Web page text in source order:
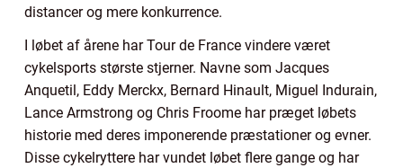
distancer og mere konkurrence.
I løbet af årene har Tour de France vindere været
cykelsports største stjerner. Navne som Jacques
Anquetil, Eddy Merckx, Bernard Hinault, Miguel Indurain,
Lance Armstrong og Chris Froome har præget løbets
historie med deres imponerende præstationer og evner.
Disse cykelryttere har vundet løbet flere gange og har